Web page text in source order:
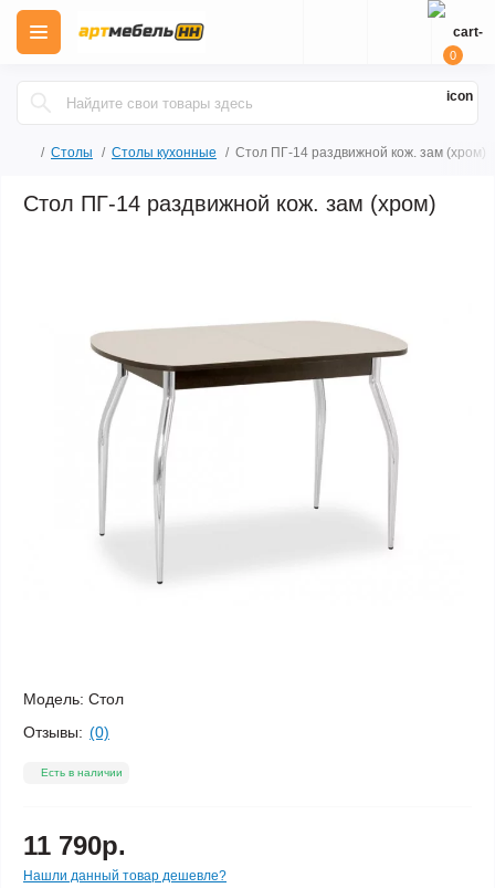
0
Столы Столы кухонные Стол ПГ-14 раздвижной кож. зам (хром)
Стол ПГ-14 раздвижной кож. зам (хром)
Модель: Стол
Отзывы: (0)
Есть в наличии
11 790р.
Нашли данный товар дешевле?